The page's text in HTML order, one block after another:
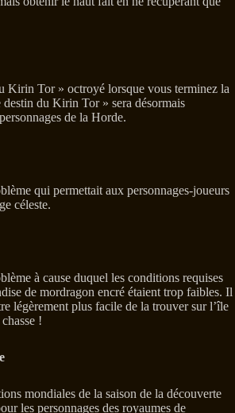
Kirin Tor » octroyé lorsque vous terminez la
destin du Kirin Tor » sera désormais
de la Horde.
qui permettait aux personnages-joueurs
céleste.
à cause duquel les conditions requises
de mordragon encré étaient trop faibles. Il
légèrement plus facile de la trouver sur l’île
!
mondiales de la saison de la découverte
les personnages des royaumes de